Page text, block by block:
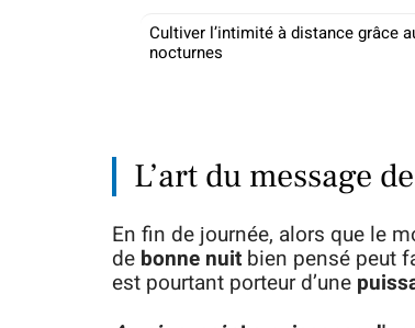
Cultiver l’intimité à distance grâce
nocturnes
L’art du message
En fin de journée, alors que le
de bonne nuit bien pensé peut
est pourtant porteur d’une